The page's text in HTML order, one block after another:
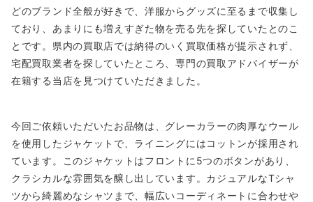
どのブランド全般が好きで、洋服からグッズに至るまで収集し
ており、あまりにも増えすぎた物を売る先を探していたとのこ
とです。県内の買取店では納得のいく買取価格が提示されず、
宅配買取業者を探していたところ、専門の買取アドバイザーが
在籍する当店を見つけていただきました。
今回ご依頼いただいたお品物は、グレーカラーの肉厚なウール
を使用したジャケットで、ライニングにはコットンが採用され
ています。このジャケットはフロントに5つのボタンがあり、
クラシカルな雰囲気を醸し出しています。カジュアルなTシャ
ツから綺麗めなシャツまで、幅広いコーディネートに合わせや